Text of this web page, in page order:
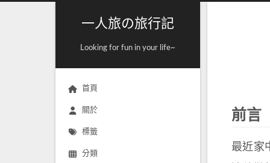
一人旅の旅行記
Looking for fun in your life~
首頁
關於
標籤
分類
前言
最近家